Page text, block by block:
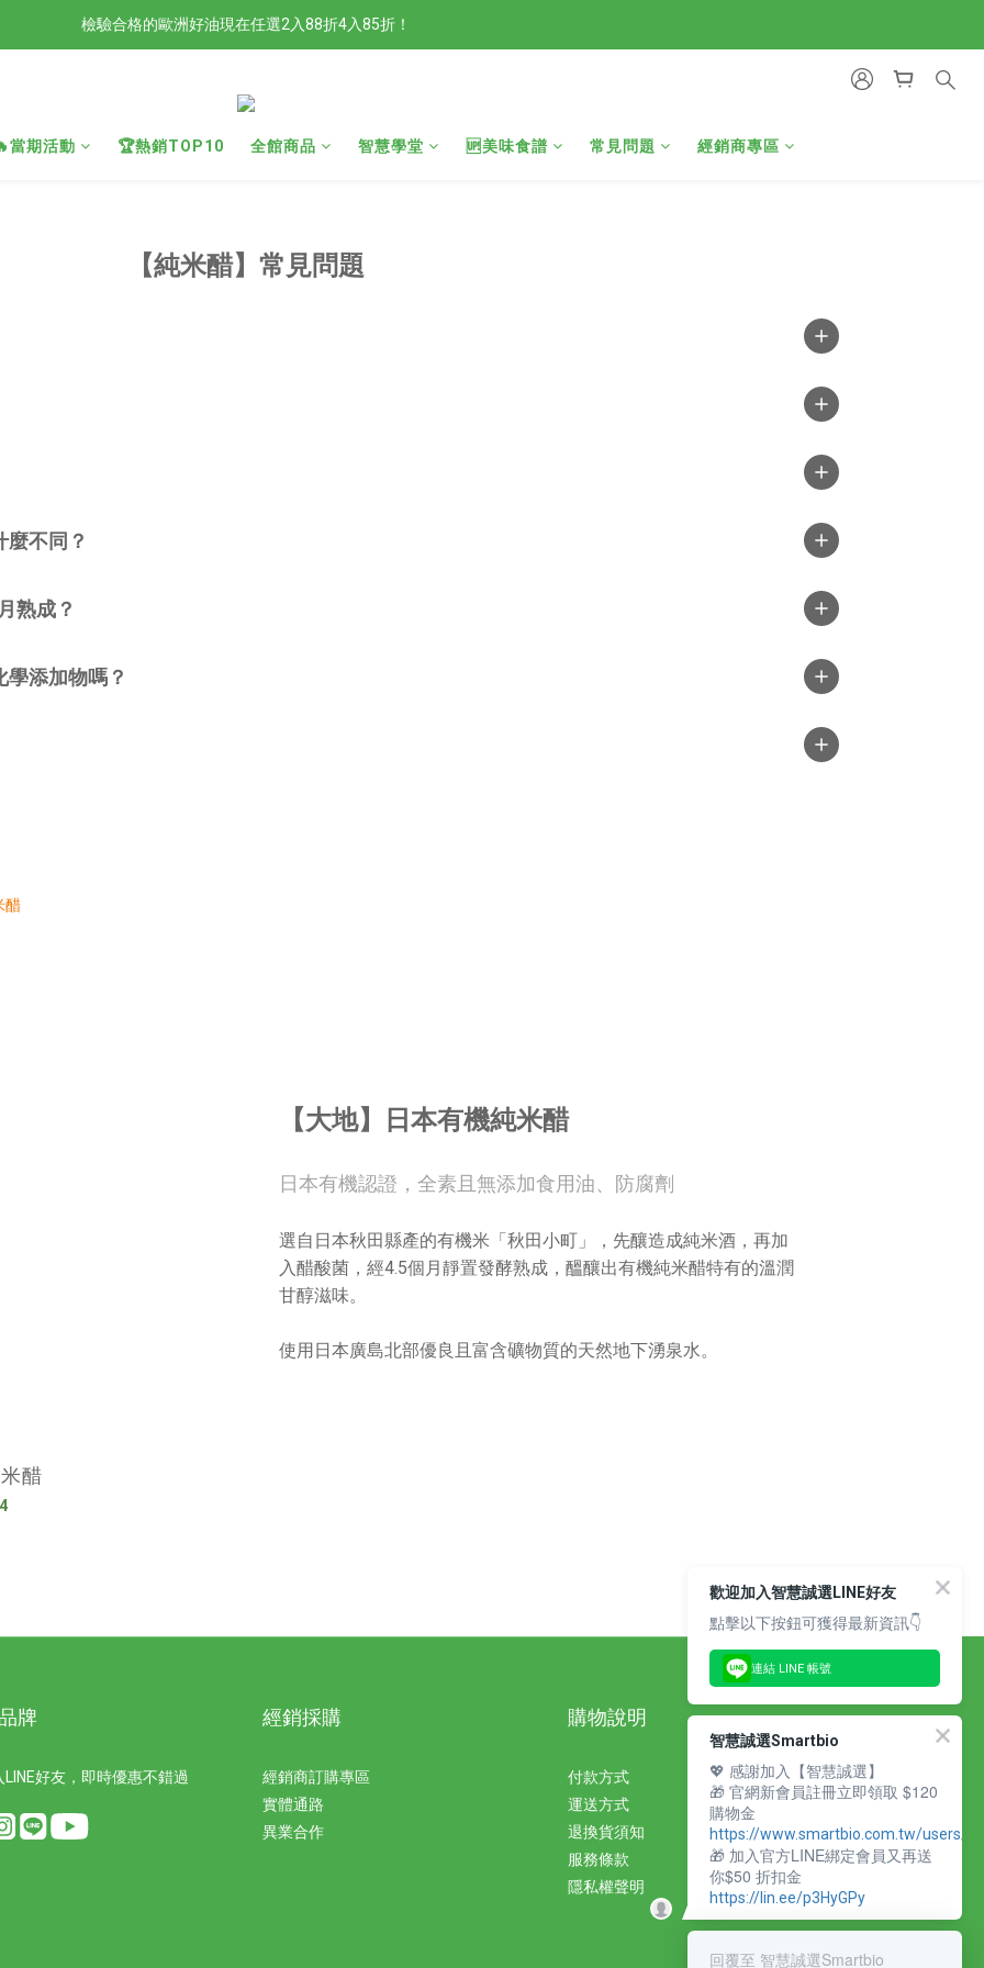
檢驗合格的歐洲好油現在任選2入88折4入85折！
檢驗合格的歐洲好油現在任選2入88折4入85折！
當期活動 🏆熱銷TOP10 全館商品 智慧學堂 🆙美味食譜 常見問題 經銷商專區
【純米醋】常見問題
麼不同？
熟成？
學添加物嗎？
醋
【大地】日本有機純米醋
日本有機認證，全素且無添加食用油、防腐劑
選自日本秋田縣產的有機米「秋田小町」，先釀造成純米酒，再加
入醋酸菌，經4.5個月靜置發酵熟成，醞釀出有機純米醋特有的溫潤
甘醇滋味。
使用日本廣島北部優良且富含礦物質的天然地下湧泉水。
牌
好友，即時優惠不錯過
經銷採購
經銷商訂購專區
實體通路
異業合作
購物說明
付款方式
運送方式
退換貨須知
服務條款
隱私權聲明
歡迎加入智慧誠選LINE好友
點擊以下按鈕可獲得最新資訊👇
連結 LINE 帳號
智慧誠選Smartbio
💖 感謝加入【智慧誠選】
🎁 官網新會員註冊立即領取 $120
購物金
https://www.smartbio.com.tw/users/
🎁 加入官方LINE綁定會員又再送
你$50 折扣金
https://lin.ee/p3HyGPy
回覆至 智慧誠選Smartbio